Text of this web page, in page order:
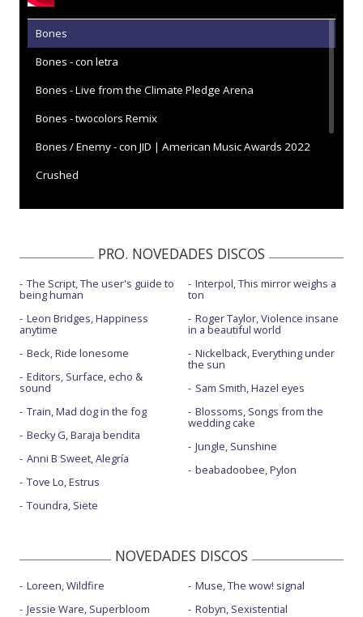
Bones
Bones - con letra
Bones - Live from the Climate Pledge Arena
Bones - twocolors Remix
Bones / Enemy - con JID | American Music Awards 2022
Crushed
PRO. NOVEDADES DISCOS
The Script, The user's guide to
being human
Leon Bridges, Happiness
anytime
Beck, Ride lonesome
Editors, Surface, echo &
sound
Train, Mad dog in the fog
Becky G, Baraja bendita
Anni B Sweet, Alegría
Tove Lo, Estrus
Toundra, Siete
Interpol, This mirror weighs a
ton
Roger Taylor, Violence insane
in a beautiful world
Nickelback, Everything under
the sun
Sam Smith, Hazel eyes
Blossoms, Songs from the
wedding cake
Jungle, Sunshine
beabadoobee, Pylon
NOVEDADES DISCOS
Loreen, Wildfire
Jessie Ware, Superbloom
Muse, The wow! signal
Robyn, Sexistential